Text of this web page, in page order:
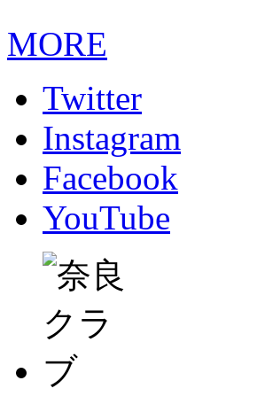
MORE
Twitter
Instagram
Facebook
YouTube